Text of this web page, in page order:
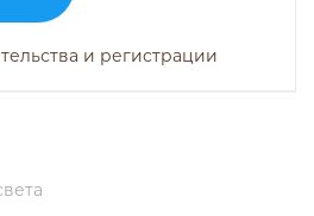
и регистрации